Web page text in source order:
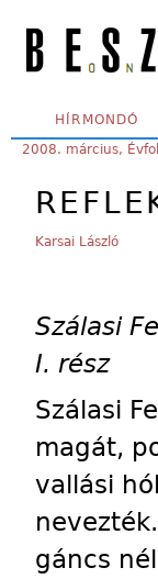
SECONDARY
HÍRMONDÓ
YOU ARE HERE:
2008. március,
Karsai László
Szálasi
I. rész
Szálasi
magát,
vallási
gáncs